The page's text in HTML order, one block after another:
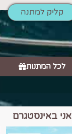
קליק למתנה
לכל המתנות
אני באינסטגרם